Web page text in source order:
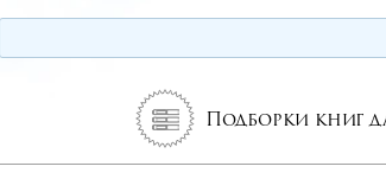
Подборки книг